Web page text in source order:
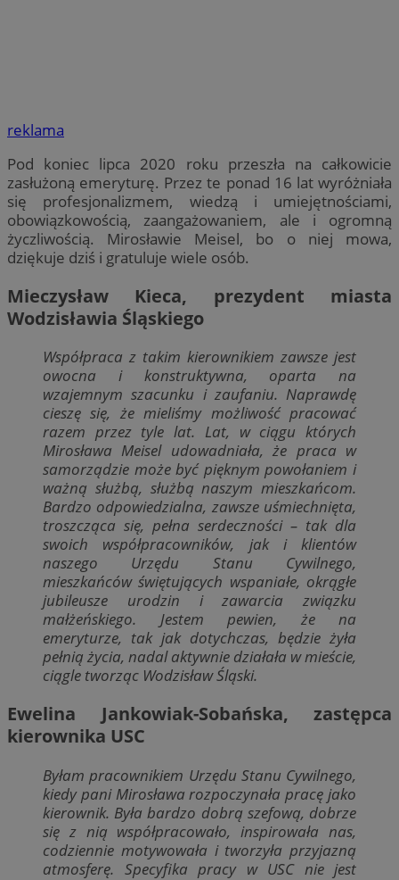
reklama
Pod koniec lipca 2020 roku przeszła na całkowicie
zasłużoną emeryturę. Przez te ponad 16 lat wyróżniała
się profesjonalizmem, wiedzą i umiejętnościami,
obowiązkowością, zaangażowaniem, ale i ogromną
życzliwością. Mirosławie Meisel, bo o niej mowa,
dziękuje dziś i gratuluje wiele osób.
Mieczysław Kieca, prezydent miasta
Wodzisławia Śląskiego
Współpraca z takim kierownikiem zawsze jest
owocna i konstruktywna, oparta na
wzajemnym szacunku i zaufaniu. Naprawdę
cieszę się, że mieliśmy możliwość pracować
razem przez tyle lat. Lat, w ciągu których
Mirosława Meisel udowadniała, że praca w
samorządzie może być pięknym powołaniem i
ważną służbą, służbą naszym mieszkańcom.
Bardzo odpowiedzialna, zawsze uśmiechnięta,
troszcząca się, pełna serdeczności – tak dla
swoich współpracowników, jak i klientów
naszego Urzędu Stanu Cywilnego,
mieszkańców świętujących wspaniałe, okrągłe
jubileusze urodzin i zawarcia związku
małżeńskiego. Jestem pewien, że na
emeryturze, tak jak dotychczas, będzie żyła
pełnią życia, nadal aktywnie działała w mieście,
ciągle tworząc Wodzisław Śląski.
Ewelina Jankowiak-Sobańska, zastępca
kierownika USC
Byłam pracownikiem Urzędu Stanu Cywilnego,
kiedy pani Mirosława rozpoczynała pracę jako
kierownik. Była bardzo dobrą szefową, dobrze
się z nią współpracowało, inspirowała nas,
codziennie motywowała i tworzyła przyjazną
atmosferę. Specyfika pracy w USC nie jest